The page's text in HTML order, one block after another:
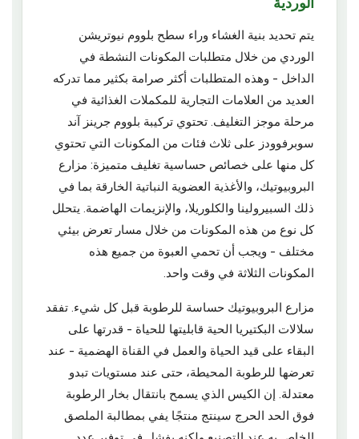
يتم تحديد بنية الغشاء وراء سطح بلووم نيوتريشن
الوردي من خلال متطلبات المكونات النشطة في
الداخل - وهذه المتطلبات أكثر صرامة بكثير مما تدركه
العديد من العلامات التجارية للمكملات الغذائية في
مرحلة موجز التغليف. تحتوي تركيبة بلووم جرينز آند
سوبرفوودز على ثلاث فئات من المكونات التي تحتوي
كل منها على خصائص حساسية تغليف متميزة: مزارع
البروبيوتيك، والأغذية العضوية النباتية الخارقة بما في
ذلك السبيرولينا والكلوريلا، والإنزيمات الهاضمة. يتحلل
كل نوع من هذه المكونات من خلال مسار تعرض بيئي
مختلف - ويجب أن تحمي العبوة من جميع هذه
المكونات الثلاثة في وقت واحد.
مزارع البروبيوتيك حساسة للرطوبة قبل كل شيء. تفقد
سلالات البكتيريا الحية قابليتها للحياة - قدرتها على
البقاء على قيد الحياة والعمل في القناة الهضمية - عند
تعرضها للرطوبة المحيطة، حتى عند مستويات تبدو
معتدلة. إن الكيس الذي يسمح بانتقال بخار الرطوبة
فوق الحد الحرج سينتج منتجًا يفي بمطالبة الملصق